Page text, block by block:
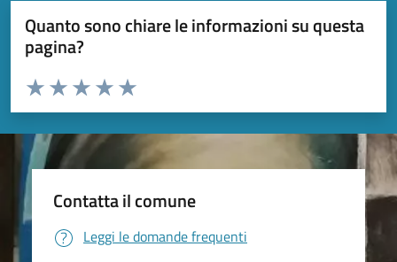
Quanto sono chiare le informazioni su questa
pagina?
Valuta da 1 a 5 stelle la pagina
Valuta 5 stelle su 5
Valuta 4 stelle su 5
Valuta 3 stelle su 5
Valuta 2 stelle su 5
Valuta 1 stelle su 5
Contatta il comune
Leggi le domande frequenti